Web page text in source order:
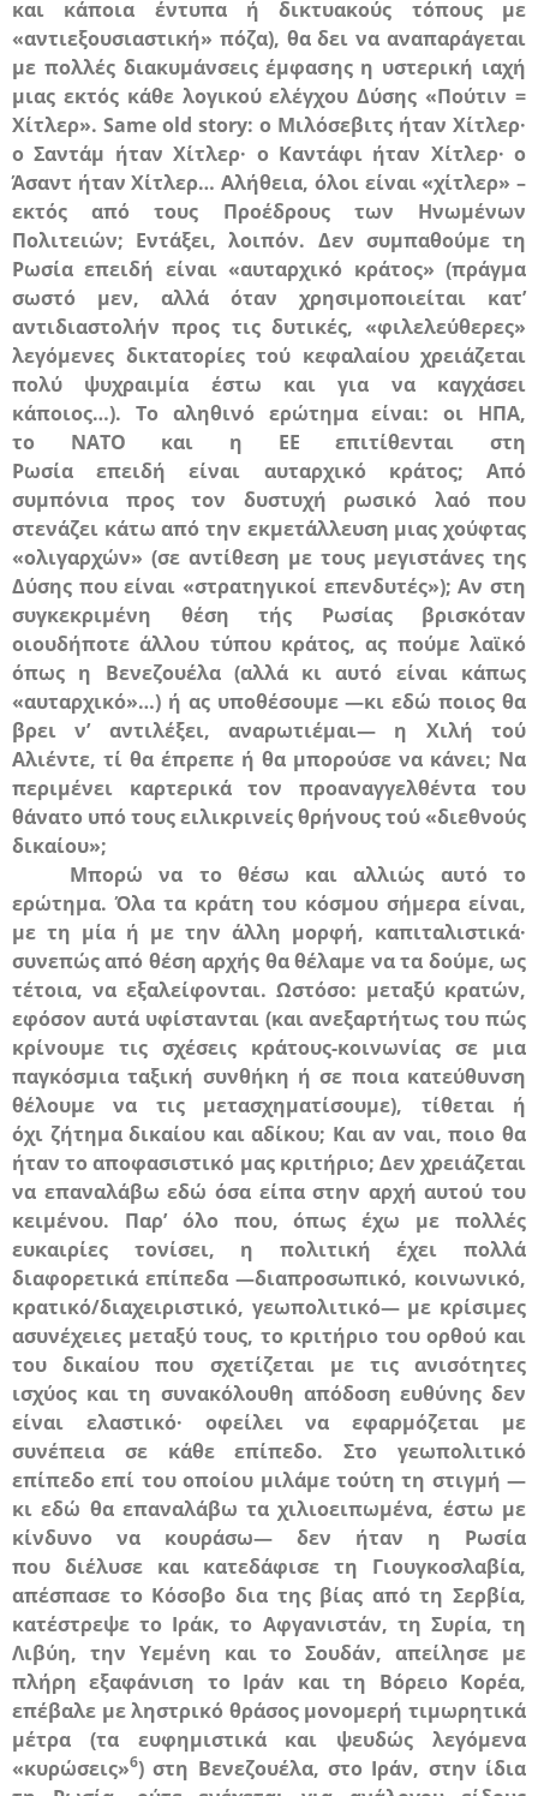
και κάποια έντυπα ή δικτυακούς τόπους με
«αντιεξουσιαστική» πόζα), θα δει να αναπαράγεται
με πολλές διακυμάνσεις έμφασης η υστερική ιαχή
μιας εκτός κάθε λογικού ελέγχου Δύσης «Πούτιν =
Χίτλερ». Same old story: ο Μιλόσεβιτς ήταν Χίτλερ·
ο Σαντάμ ήταν Χίτλερ· ο Καντάφι ήταν Χίτλερ· ο
Άσαντ ήταν Χίτλερ… Αλήθεια, όλοι είναι «χίτλερ» –
εκτός από τους Προέδρους των Ηνωμένων
Πολιτειών; Εντάξει, λοιπόν. Δεν συμπαθούμε τη
Ρωσία επειδή είναι «αυταρχικό κράτος» (πράγμα
σωστό μεν, αλλά όταν χρησιμοποιείται κατ’
αντιδιαστολήν προς τις δυτικές, «φιλελεύθερες»
λεγόμενες δικτατορίες τού κεφαλαίου χρειάζεται
πολύ ψυχραιμία έστω και για να καγχάσει
κάποιος…). Το αληθινό ερώτημα είναι: οι ΗΠΑ,
το ΝΑΤΟ και η ΕΕεπιτίθενται στη
Ρωσίαεπειδή είναι αυταρχικό κράτος; Από
συμπόνια προς τον δυστυχή ρωσικό λαό που
στενάζει κάτω από την εκμετάλλευση μιας χούφτας
«ολιγαρχών» (σε αντίθεση με τους μεγιστάνες της
Δύσης που είναι «στρατηγικοί επενδυτές»); Αν στη
συγκεκριμένη θέση τής Ρωσίας βρισκόταν
οιουδήποτε άλλου τύπου κράτος, ας πούμε λαϊκό
όπως η Βενεζουέλα (αλλά κι αυτό είναι κάπως
«αυταρχικό»…) ή ας υποθέσουμε —κι εδώ ποιος θα
βρει ν’ αντιλέξει, αναρωτιέμαι— η Χιλή τού
Αλιέντε, τί θα έπρεπε ή θα μπορούσε να κάνει; Να
περιμένει καρτερικά τον προαναγγελθέντα του
θάνατο υπό τους ειλικρινείς θρήνους τού «διεθνούς
δικαίου»;
Μπορώ να το θέσω και αλλιώς αυτό το
ερώτημα. Όλα τα κράτη του κόσμου σήμερα είναι,
με τη μία ή με την άλλη μορφή, καπιταλιστικά·
συνεπώςαπό θέση αρχής θα θέλαμε να τα δούμε, ως
τέτοια, να εξαλείφονται. Ωστόσο: μεταξύ κρατών,
εφόσον αυτά υφίστανται (και ανεξαρτήτως του πώς
κρίνουμε τις σχέσεις κράτους-κοινωνίας σε μια
παγκόσμια ταξική συνθήκη ή σε ποια κατεύθυνση
θέλουμε να τις μετασχηματίσουμε), τίθεται ή
όχι ζήτημα δικαίου και αδίκου; Και αν ναι, ποιο θα
ήταν το αποφασιστικό μας κριτήριο; Δεν χρειάζεται
να επαναλάβω εδώ όσα είπα στην αρχή αυτού του
κειμένου. Παρ’ όλο που, όπως έχω με πολλές
ευκαιρίες τονίσει, η πολιτική έχει πολλά
διαφορετικά επίπεδα —διαπροσωπικό, κοινωνικό,
κρατικό/διαχειριστικό, γεωπολιτικό— με κρίσιμες
ασυνέχειες μεταξύ τους, το κριτήριο του ορθού και
του δικαίου που σχετίζεται με τις ανισότητες
ισχύος και τη συνακόλουθη απόδοση ευθύνης δεν
είναι ελαστικό· οφείλει να εφαρμόζεται με
συνέπεια σε κάθε επίπεδο. Στο γεωπολιτικό
επίπεδο επί του οποίου μιλάμε τούτη τη στιγμή —
κι εδώ θα επαναλάβω τα χιλιοειπωμένα, έστω με
κίνδυνο να κουράσω— δεν ήταν η Ρωσία
που διέλυσε και κατεδάφισε τη Γιουγκοσλαβία,
απέσπασε το Κόσοβο δια της βίας από τη Σερβία,
κατέστρεψε το Ιράκ, το Αφγανιστάν, τη Συρία, τη
Λιβύη, την Υεμένη και το Σουδάν, απείλησε με
πλήρη εξαφάνιση το Ιράν και τη Βόρειο Κορέα,
επέβαλε με ληστρικό θράσος μονομερή τιμωρητικά
μέτρα (τα ευφημιστικά και ψευδώς λεγόμενα
«κυρώσεις»6) στη Βενεζουέλα, στο Ιράν, στην ίδια